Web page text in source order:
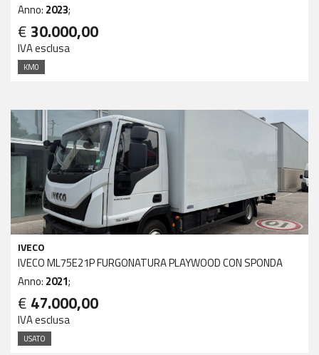
Anno: 2023;
€ 30.000,00
IVA esclusa
KM0
IVECO
IVECO ML75E21P FURGONATURA PLAYWOOD CON SPONDA
Anno: 2021;
€ 47.000,00
IVA esclusa
USATO